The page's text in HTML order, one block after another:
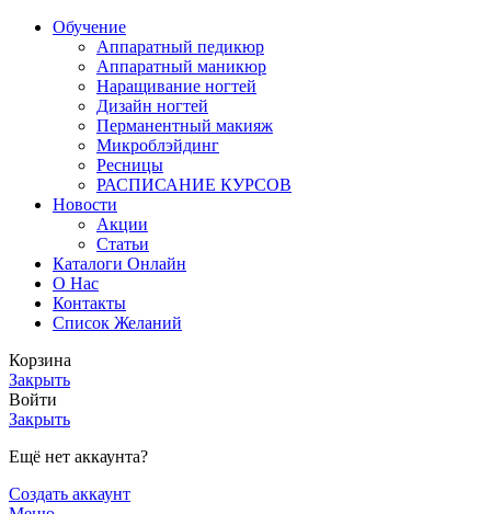
Обучение
Аппаратный педикюр
Аппаратный маникюр
Наращивание ногтей
Дизайн ногтей
Перманентный макияж
Микроблэйдинг
Ресницы
РАСПИСАНИЕ КУРСОВ
Новости
Акции
Статьи
Каталоги Онлайн
О Нас
Контакты
Список Желаний
Корзина
Закрыть
Войти
Закрыть
Ещё нет аккаунта?
Создать аккаунт